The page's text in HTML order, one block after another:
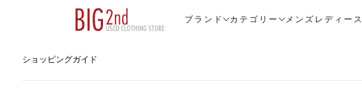
ヴィンテージ古着のオンライン通販なら【公式】古着屋BIG2nd
ブランド カテゴリー メンズレディース
ショッピングガイド